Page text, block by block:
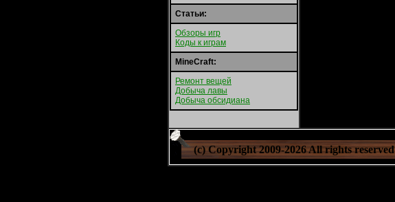
Статьи:
Обзоры игр
Коды к играм
MineCraft:
Ремонт вещей
Добыча лавы
Добыча обсидиана
(c) Copyright 2009-2026 All rights reserved